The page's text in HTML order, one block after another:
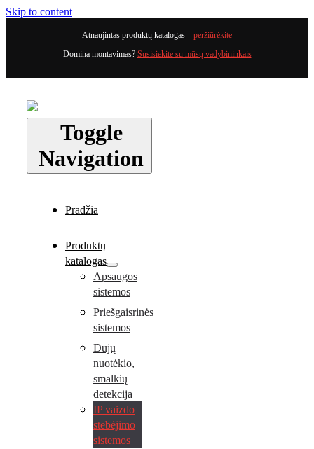
Skip to content
Atnaujintas produktų katalogas – peržiūrėkite
Domina montavimas? Susisiekite su mūsų vadybininkais
Toggle
Navigation
Pradžia
Produktų
katalogas
Apsaugos
sistemos
Priešgaisrinės
sistemos
Dujų
nuotėkio,
smalkių
detekcija
IP vaizdo
stebėjimo
sistemos